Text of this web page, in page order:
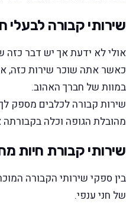
שירותי קבורה לבעלי
אולי לא ידעת אך יש דבר כזה
כאשר אתה שוכר שירות כזה,
במוות של חברך האהוב.
שירות קבורה לכלבים מספק
מהובלת הגופה וכלה
שירותי קבורת חיות
בין ספקי שירותי הקבורה
של חני ענפי.